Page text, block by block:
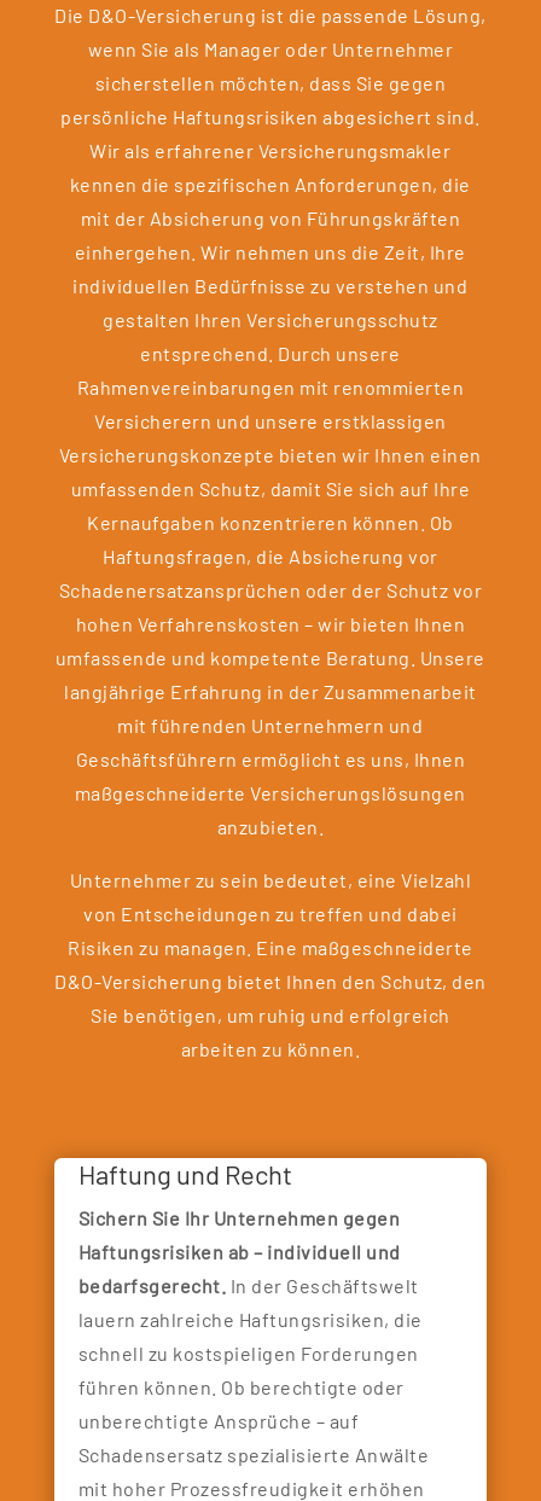
Die D&O-Versicherung ist die passende Lösung,
wenn Sie als Manager oder Unternehmer
sicherstellen möchten, dass Sie gegen
persönliche Haftungsrisiken abgesichert sind.
Wir als erfahrener Versicherungsmakler
kennen die spezifischen Anforderungen, die
mit der Absicherung von Führungskräften
einhergehen. Wir nehmen uns die Zeit, Ihre
individuellen Bedürfnisse zu verstehen und
gestalten Ihren Versicherungsschutz
entsprechend. Durch unsere
Rahmenvereinbarungen mit renommierten
Versicherern und unsere erstklassigen
Versicherungskonzepte bieten wir Ihnen einen
umfassenden Schutz, damit Sie sich auf Ihre
Kernaufgaben konzentrieren können. Ob
Haftungsfragen, die Absicherung vor
Schadenersatzansprüchen oder der Schutz vor
hohen Verfahrenskosten – wir bieten Ihnen
umfassende und kompetente Beratung. Unsere
langjährige Erfahrung in der Zusammenarbeit
mit führenden Unternehmern und
Geschäftsführern ermöglicht es uns, Ihnen
maßgeschneiderte Versicherungslösungen
anzubieten.
Unternehmer zu sein bedeutet, eine Vielzahl
von Entscheidungen zu treffen und dabei
Risiken zu managen. Eine maßgeschneiderte
D&O-Versicherung bietet Ihnen den Schutz, den
Sie benötigen, um ruhig und erfolgreich
arbeiten zu können.
Haftung und Recht
Sichern Sie Ihr Unternehmen gegen
Haftungsrisiken ab – individuell und
bedarfsgerecht. In der Geschäftswelt
lauern zahlreiche Haftungsrisiken, die
schnell zu kostspieligen Forderungen
führen können. Ob berechtigte oder
unberechtigte Ansprüche – auf
Schadensersatz spezialisierte Anwälte
mit hoher Prozessfreudigkeit erhöhen